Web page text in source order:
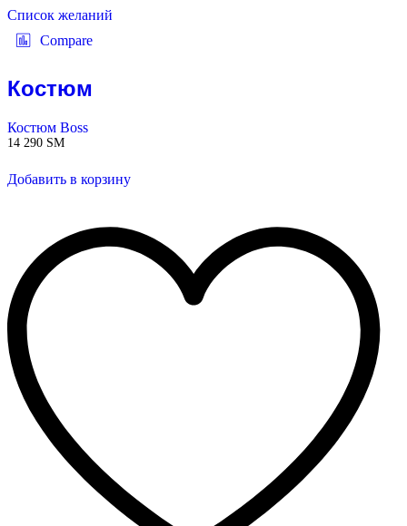
Список желаний
Compare
Костюм
Костюм Boss
14 290 ЅМ
Добавить в корзину